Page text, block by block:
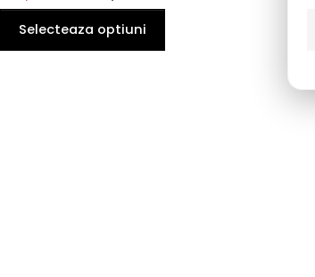
Selecteaza optiuni